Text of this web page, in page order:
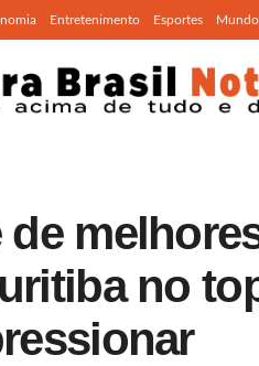
Entretenimento Esportes Mundo
de
no